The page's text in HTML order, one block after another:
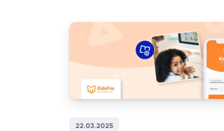
22.03.2025